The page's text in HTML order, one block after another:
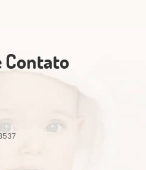
Contato